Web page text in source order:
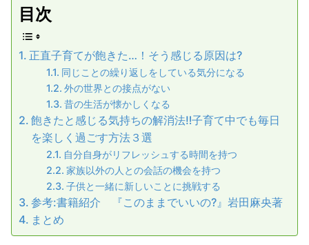
目次
正直子育てが飽きた…！そう感じる原因は?
同じことの繰り返しをしている気分になる
外の世界との接点がない
昔の生活が懐かしくなる
飽きたと感じる気持ちの解消法‼︎子育て中でも毎日
を楽しく過ごす方法３選
自分自身がリフレッシュする時間を持つ
家族以外の人との会話の機会を持つ
子供と一緒に新しいことに挑戦する
参考:書籍紹介 『このままでいいの?』岩田麻央著
まとめ